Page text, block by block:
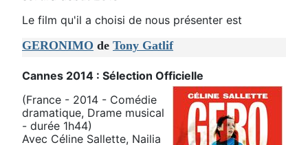
Le film qu'il a choisi de nous présenter est
GERONIMO de Tony Gatlif
Cannes 2014 : Sélection Officielle
(France - 2014 - Comédie
dramatique, Drame musical
- durée 1h44)
Avec Céline Sallette, Nailia